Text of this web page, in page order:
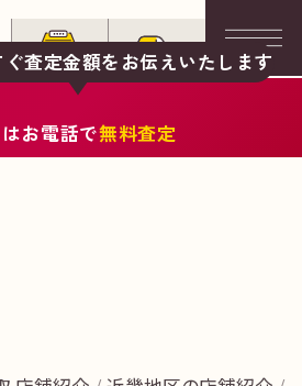
査定金額をお伝えいたします
お電話で無料査定